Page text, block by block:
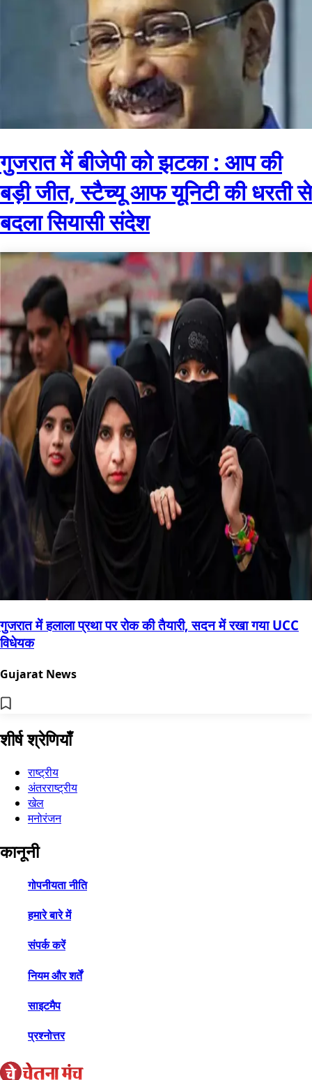
गुजरात में बीजेपी को झटका : आप की
बड़ी जीत, स्टैच्यू आफ यूनिटी की धरती से
बदला सियासी संदेश
गुजरात में हलाला प्रथा पर रोक की तैयारी, सदन में रखा गया UCC
विधेयक
Gujarat News
शीर्ष श्रेणियाँ
राष्ट्रीय
अंतरराष्ट्रीय
खेल
मनोरंजन
कानूनी
गोपनीयता नीति
हमारे बारे में
संपर्क करें
नियम और शर्तें
साइटमैप
प्रश्नोत्तर